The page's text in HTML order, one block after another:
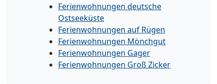
Ferienwohnungen deutsche
Ostseeküste
Ferienwohnungen auf Rügen
Ferienwohnungen Mönchgut
Ferienwohnungen Gager
Ferienwohnungen Groß Zicker